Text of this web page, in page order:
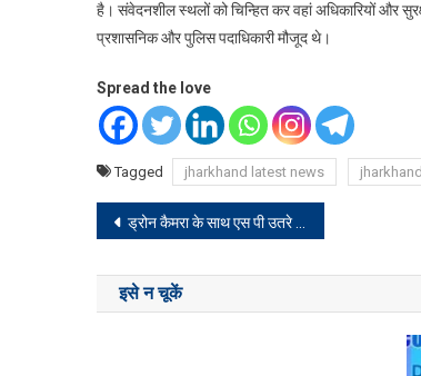
है। संवेदनशील स्थलों को चिन्हित कर वहां अधिकारियों और
प्रशासनिक और पुलिस पदाधिकारी मौजूद थे।
Spread the love
Tagged jharkhand latest news
Post
navigation
ड्रोन कैमरा के साथ एस पी उतरे सड़क पर, कई मुहल्ले में ड्रोन उड़ा कर किए सर्वेक्षण
इसे न चूकें